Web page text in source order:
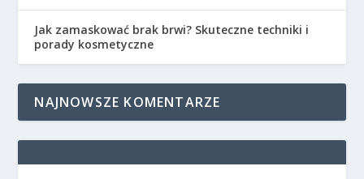
Jak zamaskować brak brwi? Skuteczne techniki i
porady kosmetyczne
NAJNOWSZE KOMENTARZE